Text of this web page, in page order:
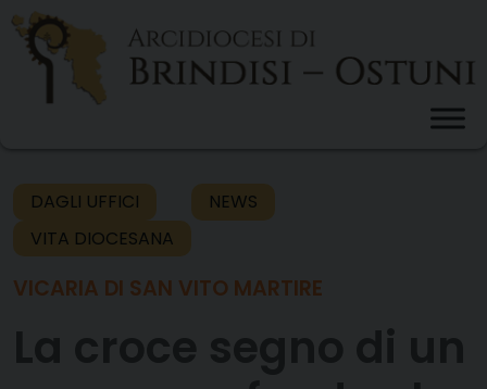
Skip
content
DAGLI UFFICI
NEWS
VITA DIOCESANA
VICARIA DI SAN VITO MARTIRE